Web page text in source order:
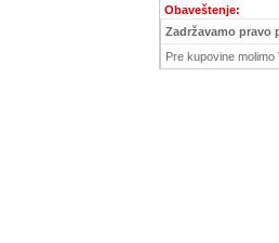
Obaveštenje:
Zadržavamo pravo
Pre kupovine